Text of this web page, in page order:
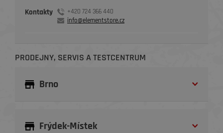
Kontakty
+420 724 366 440
info@elementstore.cz
PRODEJNY, SERVIS A TESTCENTRUM
Brno
Frýdek-Místek